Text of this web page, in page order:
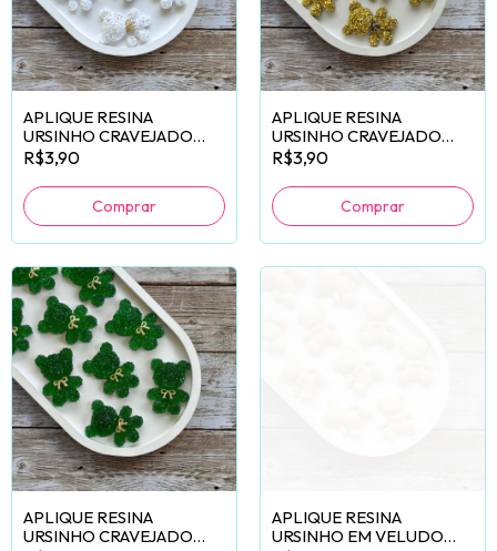
APLIQUE RESINA
URSINHO CRAVEJADO
BRANCO - 2 UNIDADES
R$3,90
APLIQUE RESINA
URSINHO CRAVEJADO
DOURADO - 2 UNIDADES
R$3,90
APLIQUE RESINA
URSINHO CRAVEJADO
APLIQUE RESINA
URSINHO EM VELUDO